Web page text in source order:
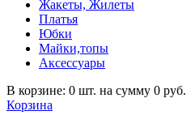
Жакеты, Жилеты
Платья
Юбки
Майки,топы
Аксессуары
В корзине: 0 шт. на сумму 0 руб.
Корзина